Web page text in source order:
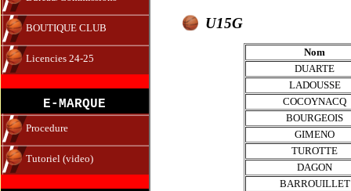
BOUTIQUE CLUB
Licencies 24-25
E-MARQUE
Procedure
Tutoriel (video)
U15G
Nom
DUARTE
LADOUSSE
COCOYNACQ
BOURGEOIS
GIMENO
TUROTTE
DAGON
BARROUILLET